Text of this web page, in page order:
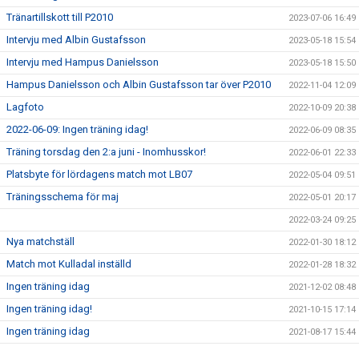
Tränartillskott till P2010 2023-07-06 16:49
Intervju med Albin Gustafsson 2023-05-18 15:54
Intervju med Hampus Danielsson 2023-05-18 15:50
Hampus Danielsson och Albin Gustafsson tar över P2010 2022-11-04 12:09
Lagfoto 2022-10-09 20:38
2022-06-09: Ingen träning idag! 2022-06-09 08:35
Träning torsdag den 2:a juni - Inomhusskor! 2022-06-01 22:33
Platsbyte för lördagens match mot LB07 2022-05-04 09:51
Träningsschema för maj 2022-05-01 20:17
2022-03-24 09:25
Nya matchställ 2022-01-30 18:12
Match mot Kulladal inställd 2022-01-28 18:32
Ingen träning idag 2021-12-02 08:48
Ingen träning idag! 2021-10-15 17:14
Ingen träning idag 2021-08-17 15:44